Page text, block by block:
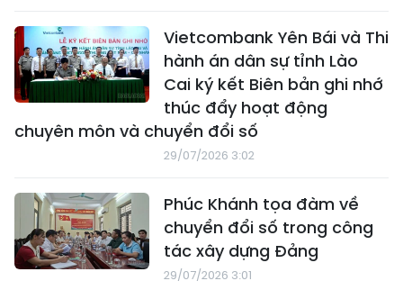
Vietcombank Yên Bái và Thi
hành án dân sự tỉnh Lào
Cai ký kết Biên bản ghi nhớ
thúc đẩy hoạt động
chuyên môn và chuyển đổi số
29/07/2026 3:02
Phúc Khánh tọa đàm về
chuyển đổi số trong công
tác xây dựng Đảng
29/07/2026 3:01